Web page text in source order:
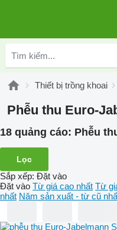
Thiết bị trồng khoai
Phễu thu Euro-
18 quảng cáo: Phễu
Lọc
Sắp xếp: Đặt vào
Đặt vào Từ giá cao nhất Từ
nhất Năm sản xuất - từ cũ